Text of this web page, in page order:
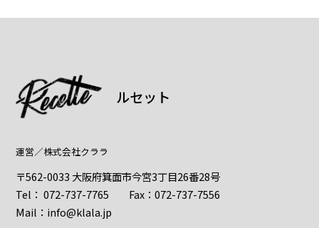
ルセット
運営／株式会社クララ
〒562-0033 大阪府箕面市今宮3丁目26番28号
Tel：072-737-7765 Fax：072-737-7556
Mail： info@klala.jp